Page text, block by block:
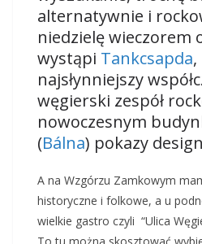
alternatywnie i
niedzielę wieczorem
wystąpi Tankcsapda,
najsłynniejszy
węgierski zespół
nowoczesnym
(Bálna) pokazy
A na Wzgórzu Zamkowym
historyczne i folkowe, a u
wielkie gastro czyli “Ulica